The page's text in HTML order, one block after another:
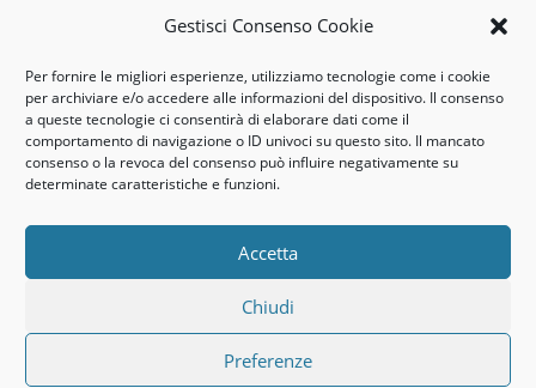
Gestisci Consenso Cookie
Per fornire le migliori esperienze, utilizziamo tecnologie come i cookie
per archiviare e/o accedere alle informazioni del dispositivo. Il consenso
a queste tecnologie ci consentirà di elaborare dati come il
comportamento di navigazione o ID univoci su questo sito. Il mancato
consenso o la revoca del consenso può influire negativamente su
determinate caratteristiche e funzioni.
Accetta
Chiudi
Preferenze
Orari
Lun - Sab:
solo su appuntamento
Dom:
Privacy Policy
Cookies Policy